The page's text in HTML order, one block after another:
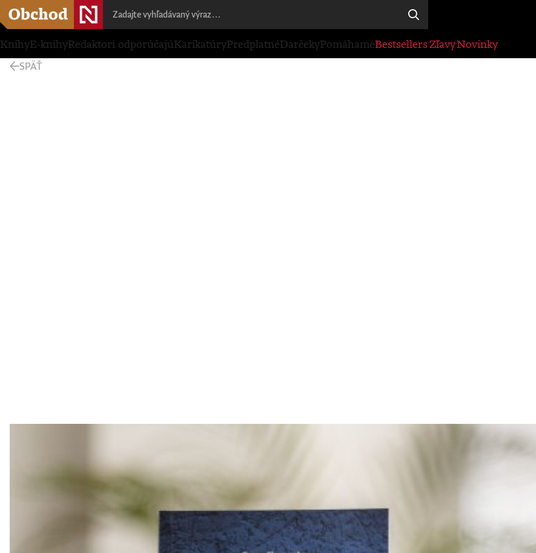
KnihyE-knihyRedaktori odporúčajúKarikatúryPredplatnéDarčekyPomáhameBestsellersZľavyNovinky
SPÄŤ